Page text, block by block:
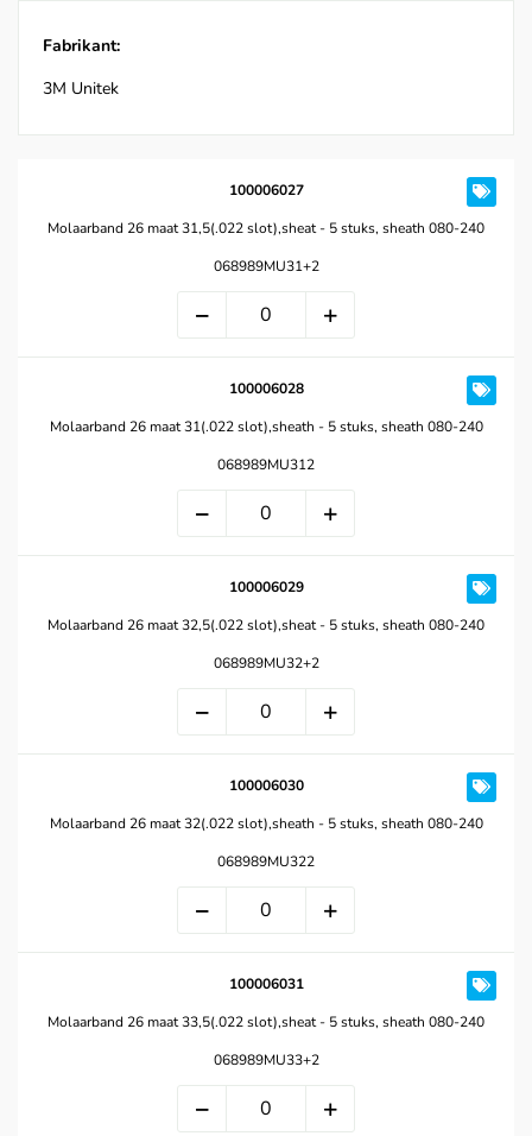
Fabrikant:
3M Unitek
100006027
Molaarband 26 maat 31,5(.022 slot),sheat - 5 stuks, sheath 080-240
068989MU31+2
100006028
Molaarband 26 maat 31(.022 slot),sheath - 5 stuks, sheath 080-240
068989MU312
100006029
Molaarband 26 maat 32,5(.022 slot),sheat - 5 stuks, sheath 080-240
068989MU32+2
100006030
Molaarband 26 maat 32(.022 slot),sheath - 5 stuks, sheath 080-240
068989MU322
100006031
Molaarband 26 maat 33,5(.022 slot),sheat - 5 stuks, sheath 080-240
068989MU33+2